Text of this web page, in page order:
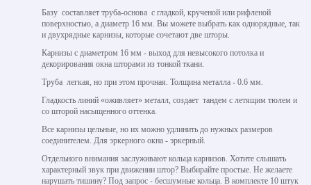
Базу составляет труба-основа с гладкой, крученой или рифленой
поверхностью, а диаметр 16 мм. Вы можете выбрать как однорядные, так
и двухрядные карнизы, которые сочетают две шторы.
Карнизы с диаметром 16 мм - выход для невысокого потолка и
декорирования окна шторами из тонкой ткани.
Труба легкая, но при этом прочная. Толщина металла - 0.6 мм.
Гладкость линий «оживляет» металл, создает тандем с летящим тюлем и
со шторой насыщенного оттенка.
Все карнизы цельные, но их можно удлинить до нужных размеров
соединителем. Для эркерного окна - эркерный.
Отдельного внимания заслуживают кольца карнизов. Хотите слышать
характерный звук при движении штор? Выбирайте простые. Не желаете
нарушать тишину? Под запрос - бесшумные кольца. В комплекте 10 штук